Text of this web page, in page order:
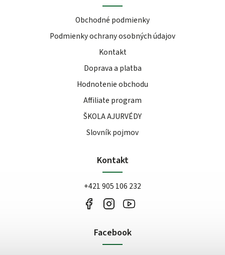
Obchodné podmienky
Podmienky ochrany osobných údajov
Kontakt
Doprava a platba
Hodnotenie obchodu
Affiliate program
ŠKOLA AJURVÉDY
Slovník pojmov
Kontakt
+421 905 106 232
Facebook